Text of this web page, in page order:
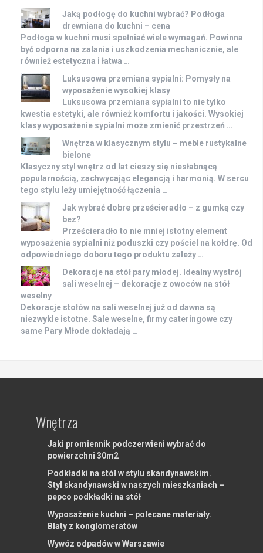
Jaką podłogę do kuchni wybrać? Podłoga
drewniana do kuchni – cena
Podłoga w kuchni musi spełniać wiele wymagań. Powinna
być odporna na zalania i uszkodzenia mechanicznie, ale
również estetyczna i łatwa …
Luksusowa przemiana sypialni: Pomysły na
wyposażenie wysokiej klasy
Luksusowa przemiana sypialni to nie tylko
kwestia estetyki, ale również komfortu i jakości. Wysokiej
klasy wyposażenie sypialni może zmienić przestrzeń …
Wnętrza w klasycznym stylu – meble rustykalne
bielone
Klasyczny styl wnętrz od lat cieszy się niesłabnącą
popularnością, zachwycając elegancją i harmonią. W sercu
tego stylu leży umiejętność łączenia …
Jak wybrać dobre prześcieradło – z gumką czy
bez?
Prześcieradło to nie mniej istotny element
wyposażenia sypialni niż poduszki czy pościel na kołdrę. Od
odpowiedniego doboru tego produktu zależy …
Dekoracje na stół pary młodej. Idealny wystrój
sali weselnej – dekoracje z owoców na stół
weselny
Dekoracje stołów na sali weselnej już od dawna są
niezwykle istotne. Sale weselne, firmy cateringowe czy
same Pary Młode dokładają …
Wnętrza
Jaki promiennik podczerwieni wybrać do
powierzchni 30m2
Podkładki na stół w stylu skandynawskim.
Styl skandynawski w naszych mieszkaniach –
pepco podkładki na stół
Wyposażenie kuchni – polecane materiały.
Blaty z konglomeratów
Wywóz odpadów w Warszawie